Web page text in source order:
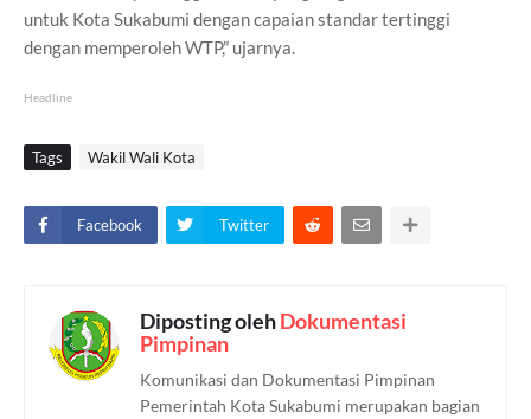
untuk Kota Sukabumi dengan capaian standar tertinggi
dengan memperoleh WTP,” ujarnya.
Headline
Tags Wakil Wali Kota
Facebook Twitter
Diposting olehDokumentasi
Pimpinan
Komunikasi dan Dokumentasi Pimpinan
Pemerintah Kota Sukabumi merupakan bagian